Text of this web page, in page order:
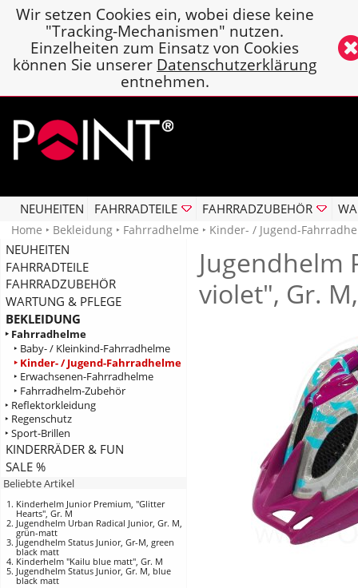
Wir setzen Cookies ein, wobei diese keine
"Tracking-Mechanismen" nutzen.
Einzelheiten zum Einsatz von Cookies
können Sie unserer Datenschutzerklärung
entnehmen.
NEUHEITEN FAHRRADTEILE FAHRRADZUBEHÖR
Home ‣ Bekleidung ‣ Fahrradhelme ‣ Kinder- / Jugend-
NEUHEITEN
FAHRRADTEILE
FAHRRADZUBEHÖR
WARTUNG & PFLEGE
BEKLEIDUNG
‣ Fahrradhelme
‣ Baby- / Kleinkind-Fahrradhelme
‣ Kinder- / Jugend-Fahrradhelme
‣ Erwachsenen-Fahrradhelme
‣ Fahrradhelm-Zubehör
‣ Reflektorkleidung
‣ Regenschutz
‣ Sport-Brillen
KINDERRÄDER & FUN
SALE %
Beliebte Artikel
Kinderhelm Junior Premium, "Glitter
Hearts", Gr. M
Jugendhelm Urban Radical Junior, Gr. M,
grün-matt
Jugendhelm Status Junior, Gr-M, green
black matt
Kinderhelm "Kailu blue matt", Gr. M
Jugendhelm Status Junior, Gr. M, blue
black matt
Jugendhelm
violet", Gr.